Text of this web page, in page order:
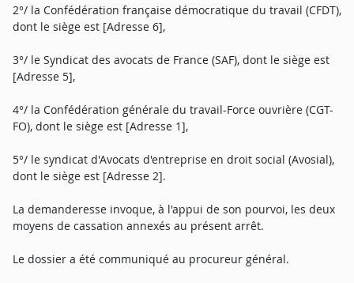
2°/ la Confédération française démocratique du travail (CFDT),
dont le siège est [Adresse 6],
3°/ le Syndicat des avocats de France (SAF), dont le siège est
[Adresse 5],
4°/ la Confédération générale du travail-Force ouvrière (CGT-
FO), dont le siège est [Adresse 1],
5°/ le syndicat d'Avocats d'entreprise en droit social (Avosial),
dont le siège est [Adresse 2].
La demanderesse invoque, à l'appui de son pourvoi, les deux
moyens de cassation annexés au présent arrêt.
Le dossier a été communiqué au procureur général.